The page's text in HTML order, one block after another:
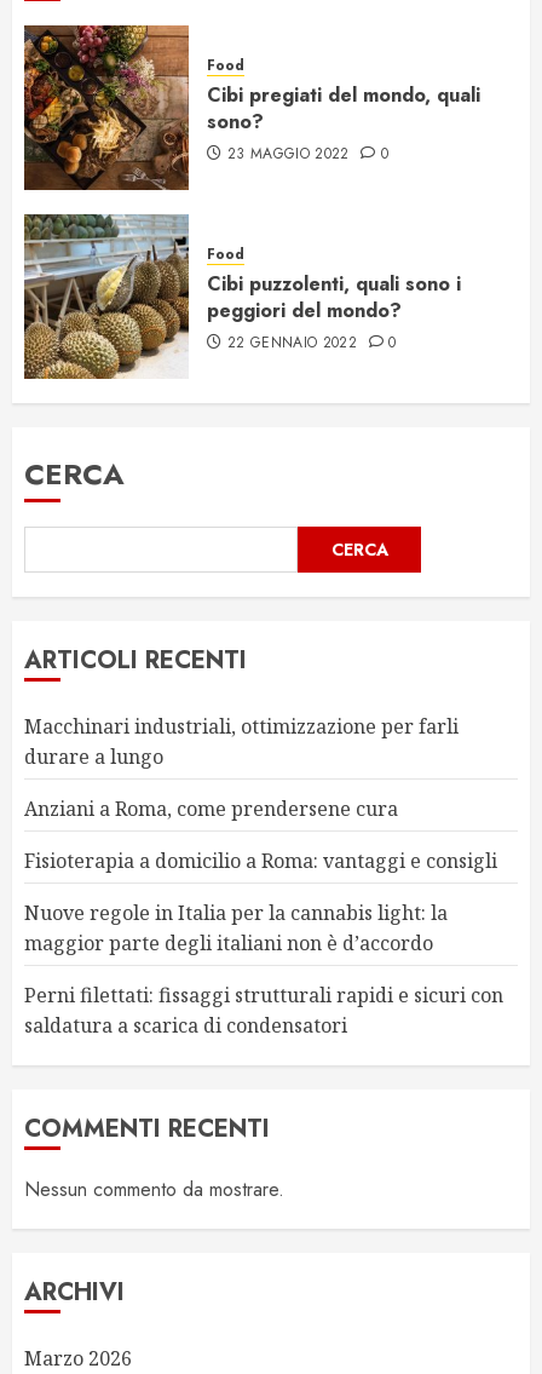
Food
Cibi pregiati del mondo, quali
sono?
23 MAGGIO 2022 0
Food
Cibi puzzolenti, quali sono i
peggiori del mondo?
22 GENNAIO 2022 0
CERCA
CERCA
ARTICOLI RECENTI
Macchinari industriali, ottimizzazione per farli
durare a lungo
Anziani a Roma, come prendersene cura
Fisioterapia a domicilio a Roma: vantaggi e consigli
Nuove regole in Italia per la cannabis light: la
maggior parte degli italiani non è d’accordo
Perni filettati: fissaggi strutturali rapidi e sicuri con
saldatura a scarica di condensatori
COMMENTI RECENTI
Nessun commento da mostrare.
ARCHIVI
Marzo 2026